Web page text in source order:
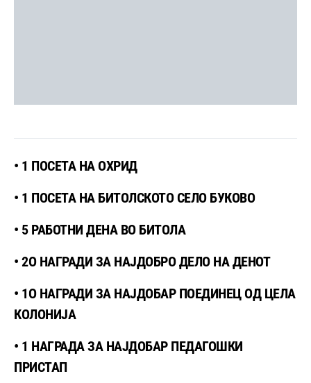
• 1 ПОСЕТА НА ОХРИД
• 1 ПОСЕТА НА БИТОЛСКОТО СЕЛО БУКОВО
• 5 РАБОТНИ ДЕНА ВО БИТОЛА
• 2О НАГРАДИ ЗА НАЈДОБРО ДЕЛО НА ДЕНОТ
• 1О НАГРАДИ ЗА НАЈДОБАР ПОЕДИНЕЦ ОД ЦЕЛА
КОЛОНИЈА
• 1 НАГРАДА ЗА НАЈДОБАР ПЕДАГОШКИ
ПРИСТАП